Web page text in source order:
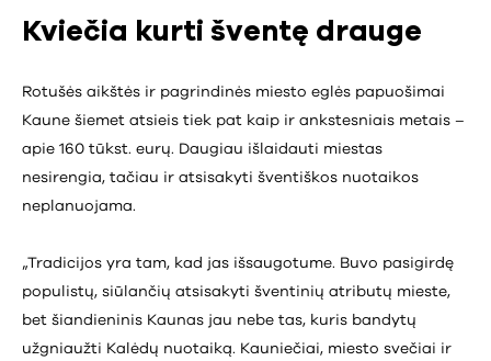
Kviečia kurti šventę drauge
Rotušės aikštės ir pagrindinės miesto eglės papuošimai
Kaune šiemet atsieis tiek pat kaip ir ankstesniais metais –
apie 160 tūkst. eurų. Daugiau išlaidauti miestas
nesirengia, tačiau ir atsisakyti šventiškos nuotaikos
neplanuojama.
„Tradicijos yra tam, kad jas išsaugotume. Buvo pasigirdę
populistų, siūlančių atsisakyti šventinių atributų mieste,
bet šiandieninis Kaunas jau nebe tas, kuris bandytų
užgniaužti Kalėdų nuotaiką. Kauniečiai, miesto svečiai ir